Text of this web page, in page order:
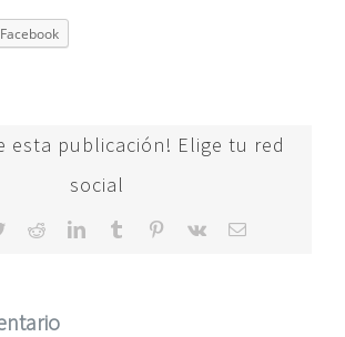
Facebook
esta publicación! Elige tu red
social
TwitterRedditLinkedInTumblr Pinterest
Vk
Correo